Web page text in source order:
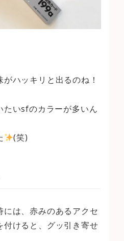
ハッキリと出るのね！
たいsfのカラーが多いん
(笑)
は、赤みのあるアクセ
付けると、グッ引き寄せ